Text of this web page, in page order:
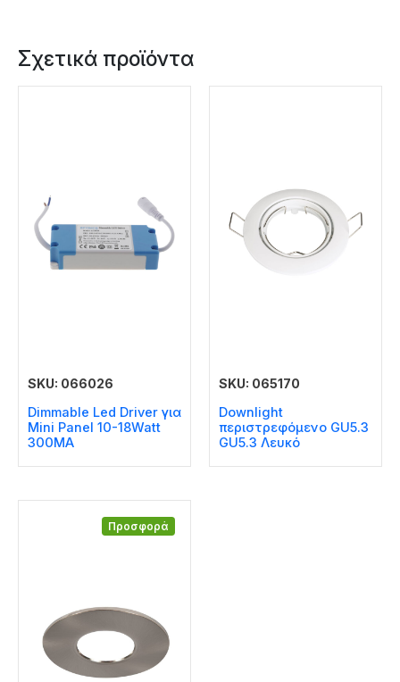
Σχετικά προϊόντα
SKU: 066026
Dimmable Led Driver για
Mini Panel 10-18Watt
300MA
SKU: 065170
Downlight
περιστρεφόμενο GU5.3
GU5.3 Λευκό
Προσφορά